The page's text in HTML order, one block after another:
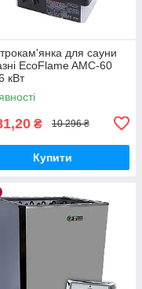
для сауни
EcoFlame AMC-60
кВт
₴ 10 296 ₴
Купити